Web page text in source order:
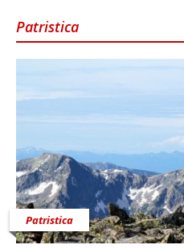
Patristica
Patristica